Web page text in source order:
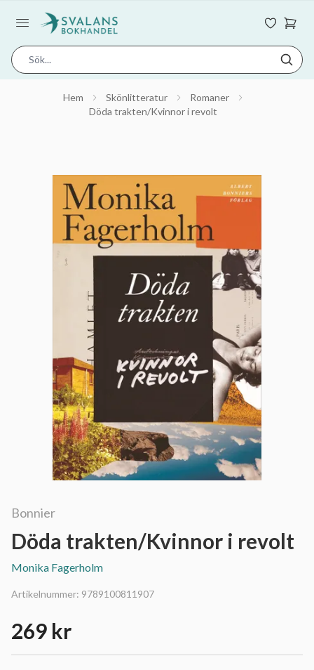
Hem Skönlitteratur
Romaner
Döda trakten/Kvinnor i revolt
Bonnier
Döda trakten/Kvinnor i revolt
Monika Fagerholm
Artikelnummer: 9789100811907
269 kr